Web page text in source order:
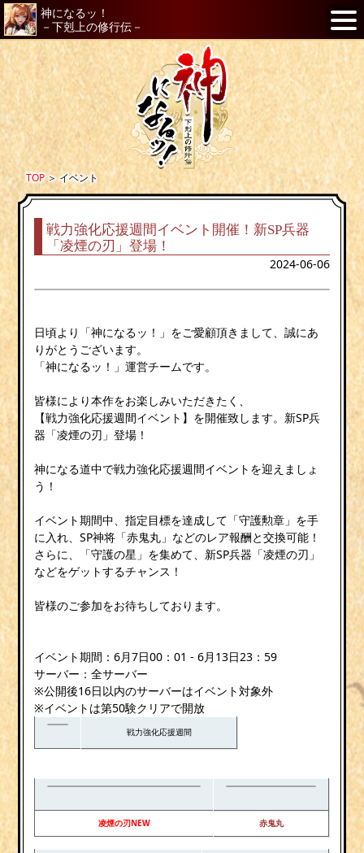
神になるッ！
－下剋上の修行伝－
TOP＞イベント
戦力強化応援週間イベント開催！新SP兵器
「凌煙の刃」登場！
2024-06-06
日頃より「神になるッ！」をご愛顧頂きまして、誠にあ
りがとうございます。
「神になるッ！」運営チームです。
皆様により本作をお楽しみいただきたく、
【戦力強化応援週間イベント】を開催致します。新SP兵
器「凌煙の刃」登場！
神になる道中で戦力強化応援週間イベントを迎えましょ
う！
イベント期間中、指定目標を達成して「守護勲章」を手
に入れ、SP神将「赤鬼丸」などのレア報酬と交換可能！
さらに、「守護の星」を集めて、新SP兵器「凌煙の刃」
などをゲットするチャンス！
皆様のご参加をお待ちしております。
イベント期間：6月7日00：01 - 6月13日23：59
サーバー：全サーバー
※公開後16日以内のサーバーはイベント対象外
※イベントは第50験クリアで開放
戦力強化応援週間
凌煙の刃NEW 赤鬼丸